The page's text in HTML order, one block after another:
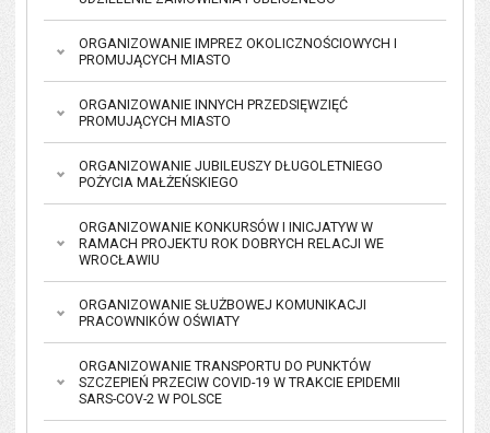
ORGANIZOWANIE IMPREZ OKOLICZNOŚCIOWYCH I
PROMUJĄCYCH MIASTO
ORGANIZOWANIE INNYCH PRZEDSIĘWZIĘĆ
PROMUJĄCYCH MIASTO
ORGANIZOWANIE JUBILEUSZY DŁUGOLETNIEGO
POŻYCIA MAŁŻEŃSKIEGO
ORGANIZOWANIE KONKURSÓW I INICJATYW W
RAMACH PROJEKTU ROK DOBRYCH RELACJI WE
WROCŁAWIU
ORGANIZOWANIE SŁUŻBOWEJ KOMUNIKACJI
PRACOWNIKÓW OŚWIATY
ORGANIZOWANIE TRANSPORTU DO PUNKTÓW
SZCZEPIEŃ PRZECIW COVID-19 W TRAKCIE EPIDEMII
SARS-COV-2 W POLSCE